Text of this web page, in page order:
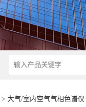
> 大气/室内空气气相色谱仪